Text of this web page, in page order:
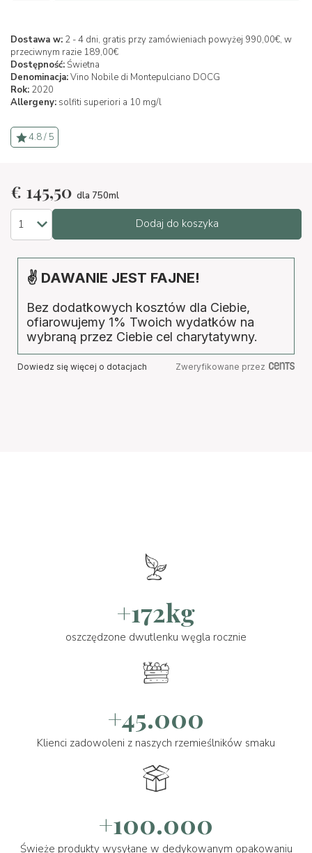
Dostawa w: 2 - 4 dni, gratis przy zamówieniach powyżej 990,00€, w
przeciwnym razie 189,00€
Dostępność:Świetna
Denominacja:Vino Nobile di Montepulciano DOCG
Rok: 2020
Allergeny: solfiti superiori a 10 mg/l
4.8 / 5
€ 145,50 dla 750ml
Dodaj do koszyka
✌ DAWANIE JEST FAJNE!
Bez dodatkowych kosztów dla Ciebie,
ofiarowujemy 1% Twoich wydatków na
wybraną przez Ciebie cel charytatywny.
Dowiedz się więcej o dotacjach Zweryfikowane przez
+172kg
oszczędzone dwutlenku węgla rocznie
+45.000
Klienci zadowoleni z naszych rzemieślników smaku
+100.000
Świeże produkty wysyłane w dedykowanym opakowaniu